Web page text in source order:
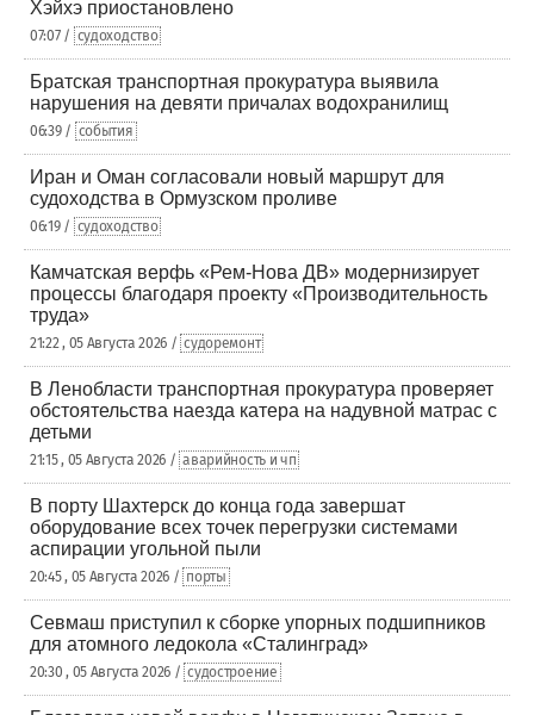
Хэйхэ приостановлено
07:07 / судоходство
Братская транспортная прокуратура выявила
нарушения на девяти причалах водохранилищ
06:39 / события
Иран и Оман согласовали новый маршрут для
судоходства в Ормузском проливе
06:19 / судоходство
Камчатская верфь «Рем-Нова ДВ» модернизирует
процессы благодаря проекту «Производительность
труда»
21:22 , 05 Августа 2026 / судоремонт
В Ленобласти транспортная прокуратура проверяет
обстоятельства наезда катера на надувной матрас с
детьми
21:15 , 05 Августа 2026 / аварийность и чп
В порту Шахтерск до конца года завершат
оборудование всех точек перегрузки системами
аспирации угольной пыли
20:45 , 05 Августа 2026 / порты
Севмаш приступил к сборке упорных подшипников
для атомного ледокола «Сталинград»
20:30 , 05 Августа 2026 / судостроение